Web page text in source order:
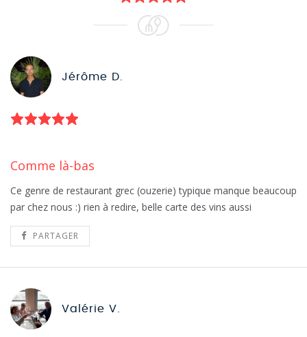
Jérôme D.
Comme là-bas
Ce genre de restaurant grec (ouzerie) typique manque beaucoup
par chez nous :) rien à redire, belle carte des vins aussi
PARTAGER
Valérie V.